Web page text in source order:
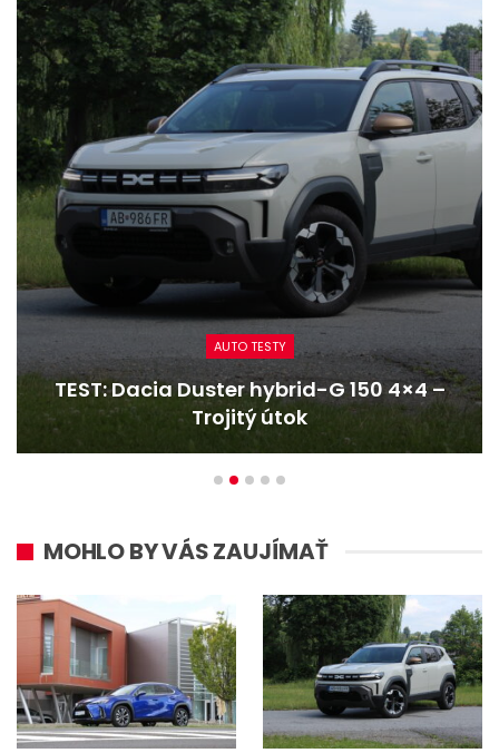
CESTOVANIE
Reportáž: Renaultom Trafic z najvyšších
hôr na najkratšie…
MOHLO BY VÁS ZAUJÍMAŤ